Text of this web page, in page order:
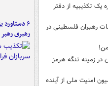
یک تکذیبیه از دفتر
رهبران فلسطینی در
در زمینه تنگه هرمز
امنیت ملی از آینده
رهبری